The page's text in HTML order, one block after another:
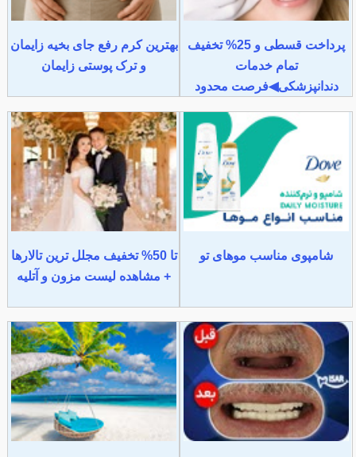
پرداخت قسطی و 25% تخفیف
تمام خدمات
دندانپزشکی◀فرصت محدود
بهترین کرم رفع جای بخیه زایمان
و ترک پوستی زایمان
شامپوی مناسب موهای تو
تا 50% تخفیف مجلل ترین تالارها
+ مشاهده لیست مزون و آتلیه